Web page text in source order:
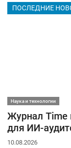
ПОСЛЕДНИЕ
Наука и технологии
Журнал Time
для ИИ-
10.08.2026